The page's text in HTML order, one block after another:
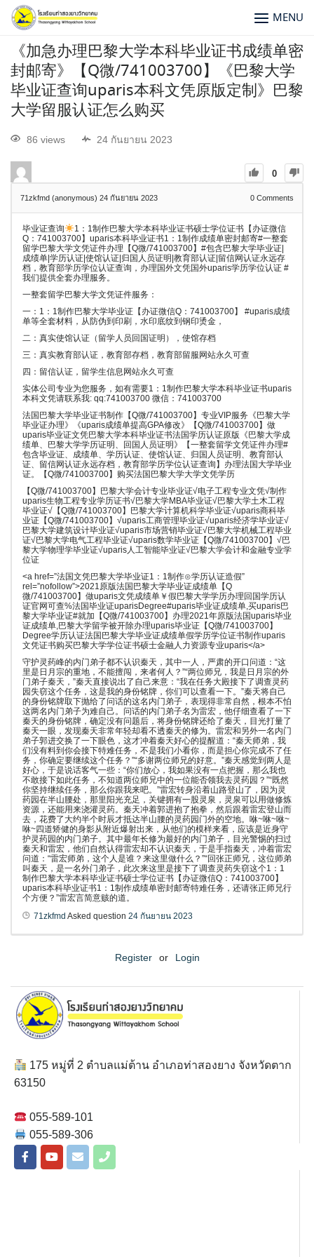
MENU
《加急办理巴黎大学本科毕业证书成绩单密
封邮寄》【Q微/741003700】《巴黎大学
毕业证查询uparis本科文凭原版定制》巴黎
大学留服认证怎么购买
86 views 24 กันยายน 2023
0
71zkfmd (anonymous) 24 กันยายน 2023 0 Comments
毕业证查询
1：1制作巴黎大学本科毕业证书硕士学位证书【办证微信
Q：741003700】uparis本科毕业证书1：1制作成绩单密封邮寄#一整套
留学巴黎大学文凭证件办理【Q微/741003700】#包含巴黎大学毕业证|
成绩单|学历认证|使馆认证|归国人员证明|教育部认证|留信网认证永远存
档，教育部学历学位认证查询，办理国外文凭国外uparis学历学位认证 #
我们提供全套办理服务。
一整套留学巴黎大学文凭证件服务：
一：1：1制作巴黎大学毕业证【办证微信Q：741003700】 #uparis成绩
单等全套材料，从防伪到印刷，水印底纹到钢印烫金，
二：真实使馆认证（留学人员回国证明），使馆存档
三：真实教育部认证，教育部存档，教育部留服网站永久可查
四：留信认证，留学生信息网站永久可查
实体公司专业为您服务，如有需要1：1制作巴黎大学本科毕业证书uparis
本科文凭请联系我: qq:741003700 微信：741003700
法国巴黎大学毕业证书制作【Q微/741003700】专业VIP服务《巴黎大学
毕业证办理》《uparis成绩单提高GPA修改》【Q微/741003700】做
uparis毕业证文凭巴黎大学本科毕业证书法国学历认证原版《巴黎大学成
绩单、巴黎大学学历证明、回国人员证明》【一整套留学文凭证件办理#
包含毕业证、成绩单、学历认证、使馆认证、归国人员证明、教育部认
证、留信网认证永远存档，教育部学历学位认证查询】办理法国大学毕业
证。【Q微/741003700】购买法国巴黎大学大学文凭学历
【Q微/741003700】巴黎大学会计专业毕业证√电子工程专业文凭√制作
uparis生物工程专业学历证书√巴黎大学MBA毕业证√巴黎大学土木工程
毕业证√【Q微/741003700】巴黎大学计算机科学毕业证√uparis商科毕
业证【Q微/741003700】√uparis工商管理毕业证√uparis经济学毕业证√
巴黎大学建筑设计毕业证√uparis市场营销毕业证√巴黎大学机械工程毕业
证√巴黎大学电气工程毕业证√uparis数学毕业证【Q微/741003700】√巴
黎大学物理学毕业证√uparis人工智能毕业证√巴黎大学会计和金融专业学
位证
<a href=”法国文凭巴黎大学毕业证1：1制作⊙学历认证造假”
rel=”nofollow”>2021原版法国巴黎大学毕业证成绩单【Q
微/741003700】做uparis文凭成绩单￥假巴黎大学学历办理回国学历认
证官网可查%法国毕业证uparisDegree#uparis毕业证成绩单,买uparis巴
黎大学毕业证#就加【Q微/741003700】办理2021年原版法国uparis毕业
证成绩单,巴黎大学留学被开除办理uparis毕业证【Q微/741003700】
Degree学历认证法国巴黎大学毕业证成绩单假学历学位证书制作uparis
文凭证书购买巴黎大学学位证书硕士金融人力资源专业uparis</a>
守护灵药峰的内门弟子都不认识秦天，其中一人，严肃的开口问道：“这
里是日月宗的重地，不能擅闯，来者何人？”“两位师兄，我是日月宗的外
门弟子秦天，”秦天直接说出了自己来意：“我在任务大殿接下了调查灵药
园失窃这个任务，这是我的身份铭牌，你们可以查看一下。”秦天将自己
的身份铭牌取下抛给了问话的这名内门弟子，表现得非常自然，根本不怕
这两名内门弟子为难自己。问话的内门弟子名为雷宏，他仔细查看了一下
秦天的身份铭牌，确定没有问题后，将身份铭牌还给了秦天，目光打量了
秦天一眼，发现秦天非常年轻却看不透秦天的修为。雷宏和另外一名内门
弟子郭进交换了一下眼色，这才冲着秦天好心的提醒道：“秦天师弟，我
们没有料到你会接下特难任务，不是我们小看你，而是担心你完成不了任
务，你确定要继续这个任务？”“多谢两位师兄的好意。”秦天感觉到两人是
好心，于是说话客气一些：“你们放心，我如果没有一点把握，那么我也
不敢接下如此任务，不知道两位师兄中的一位能否领我去灵药园？”“既然
你坚持继续任务，那么你跟我来吧。”雷宏转身沿着山路登山了，因为灵
药园在半山腰处，那里阳光充足，关键拥有一股灵泉，灵泉可以用做修炼
资源，还能用来浇灌灵药。秦天冲着郭进抱了抱拳，然后跟着雷宏登山而
去，花费了大约半个时辰才抵达半山腰的灵药园门外的空地。咻~咻~咻~
咻~四道矫健的身影从附近爆射出来，从他们的模样来看，应该是近身守
护灵药园的内门弟子。其中最年长修为最好的内门弟子，目光警惕的扫过
秦天和雷宏，他们自然认得雷宏却不认识秦天，于是手指秦天，冲着雷宏
问道：“雷宏师弟，这个人是谁？来这里做什么？”“回张正师兄，这位师弟
叫秦天，是一名外门弟子，此次来这里是接下了调查灵药失窃这个1：1
制作巴黎大学本科毕业证书硕士学位证书【办证微信Q：741003700】
uparis本科毕业证书1：1制作成绩单密封邮寄特难任务，还请张正师兄行
个方便？”雷宏言简意赅的道。
71zkfmd Asked question 24 กันยายน 2023
Register or Login
175 หมู่ที่ 2 ตำบลแม่ต้าน อำเภอท่าสองยาง จังหวัดตาก
63150
055-589-101
055-589-306